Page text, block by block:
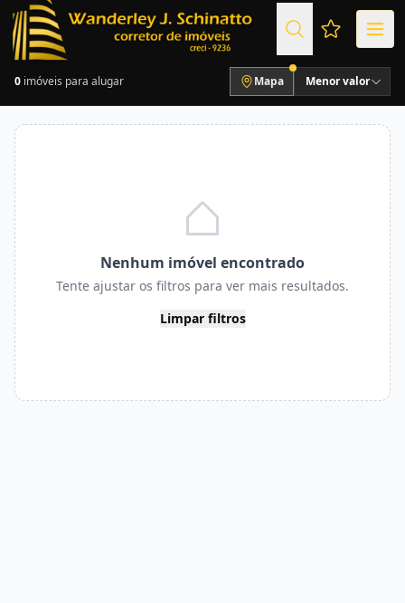
Favoritos
0 imóveis para alugar Mapa Menor valor
Nenhum imóvel encontrado
Tente ajustar os filtros para ver mais resultados.
Limpar filtros